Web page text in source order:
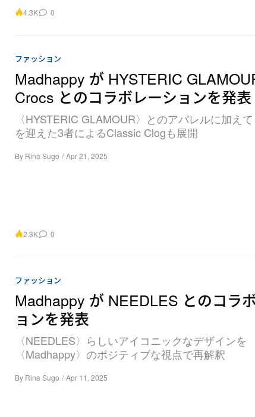
4.3K 0
ファッション
Madhappy が HYSTERIC
Crocs とのコラボレーションを発表
〈HYSTERIC GLAMOUR〉とのアパレルに加えて
を迎えた3者によるClassic Clogも展開
By Rina Sugo / Apr 21, 2025
2.3K 0
ファッション
Madhappy が NEEDLES とのコラ
ョンを発表
〈NEEDLES〉らしいアイコニックなデザインを
〈Madhappy〉のポジティブな視点で再解釈
By Rina Sugo / Apr 11, 2025